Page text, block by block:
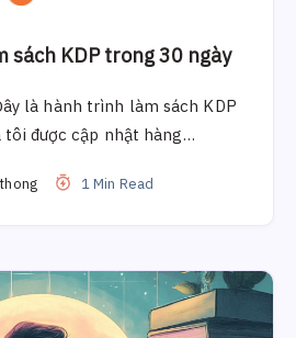
sách KDP trong 30 ngày
là hành trình làm sách KDP
tôi được cập nhật hàng…
1 Min Read